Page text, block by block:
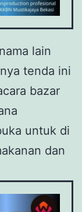
lain
tenda ini
bazar
untuk di
dan